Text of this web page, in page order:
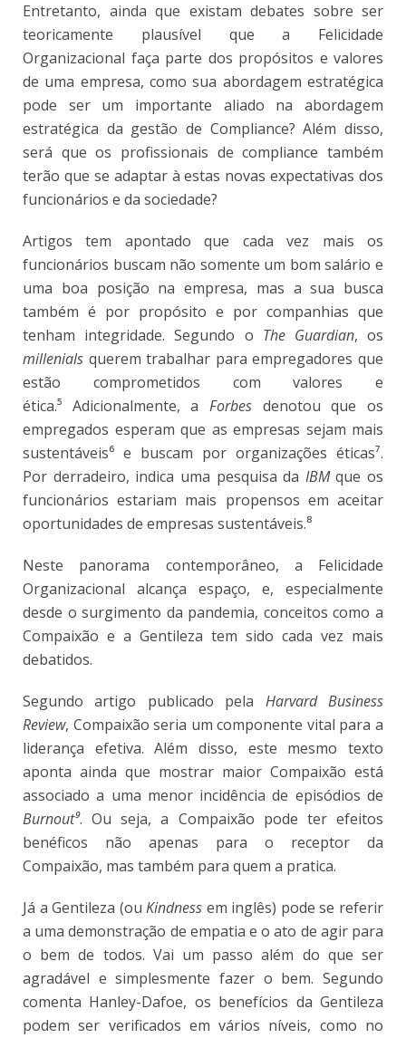
Entretanto, ainda que existam debates sobre ser
teoricamente plausível que a Felicidade
Organizacional faça parte dos propósitos e valores
de uma empresa, como sua abordagem estratégica
pode ser um importante aliado na abordagem
estratégica da gestão de Compliance? Além disso,
será que os profissionais de compliance também
terão que se adaptar à estas novas expectativas dos
funcionários e da sociedade?
Artigos tem apontado que cada vez mais os
funcionários buscam não somente um bom salário e
uma boa posição na empresa, mas a sua busca
também é por propósito e por companhias que
tenham integridade. Segundo o The Guardian, os
millenials querem trabalhar para empregadores que
estão comprometidos com valores e
ética.⁵ Adicionalmente, a Forbes denotou que os
empregados esperam que as empresas sejam mais
sustentáveis⁶ e buscam por organizações éticas⁷.
Por derradeiro, indica uma pesquisa da IBMque os
funcionários estariam mais propensos em aceitar
oportunidades de empresas sustentáveis.⁸
Neste panorama contemporâneo, a Felicidade
Organizacional alcança espaço, e, especialmente
desde o surgimento da pandemia, conceitos como a
Compaixão e a Gentileza tem sido cada vez mais
debatidos.
Segundo artigo publicado pela Harvard Business
Review, Compaixão seria um componente vital para a
liderança efetiva. Além disso, este mesmo texto
aponta ainda que mostrar maior Compaixão está
associado a uma menor incidência de episódios de
Burnout⁹. Ou seja, a Compaixão pode ter efeitos
benéficos não apenas para o receptor da
Compaixão, mas também para quem a pratica.
Já a Gentileza (ouKindness em inglês) pode se referir
a uma demonstração de empatia e o ato de agir para
o bem de todos. Vai um passo além do que ser
agradável e simplesmente fazer o bem. Segundo
comenta Hanley-Dafoe, os benefícios da Gentileza
podem ser verificados em vários níveis, como no